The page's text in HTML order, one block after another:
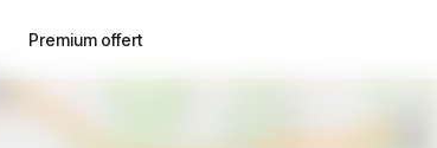
Premium offert